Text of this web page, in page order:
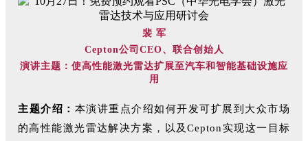
裴 军
Cepton公司CEO、联合创始人
演讲主题：使高性能激光雷达扩展至汽车和智能基础设施应
用
主题介绍： 本演讲重点介绍如何开发可扩展到大众市场
的高性能激光雷达解决方案，以及Cepton实现这一目标